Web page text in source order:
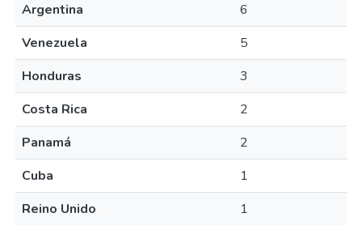
Argentina
6
Venezuela
5
Honduras
3
Costa Rica
2
Panamá
2
Cuba
1
Reino Unido
1